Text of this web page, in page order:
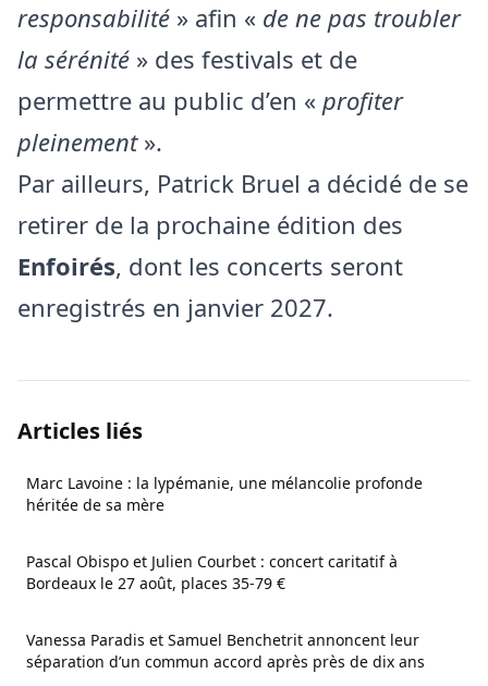
responsabilité » afin « de ne pas troubler
la sérénité » des festivals et de
permettre au public d’en « profiter
pleinement».
Par ailleurs, Patrick Bruel a décidé de se
retirer de la prochaine édition des
Enfoirés, dont les concerts seront
enregistrés en janvier 2027.
Articles liés
Marc Lavoine : la lypémanie, une mélancolie profonde
héritée de sa mère
Pascal Obispo et Julien Courbet : concert caritatif à
Bordeaux le 27 août, places 35-79 €
Vanessa Paradis et Samuel Benchetrit annoncent leur
séparation d’un commun accord après près de dix ans